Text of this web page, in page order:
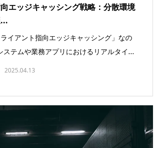
エッジキャッシング戦略：分散環境
イアント指向エッジキャッシング」なの
ステムや業務アプリにおけるリアルタイ...
2025.04.13